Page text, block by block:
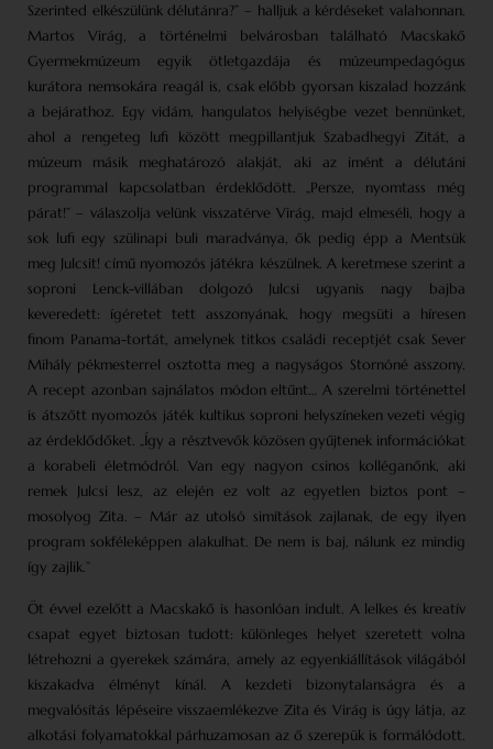
Szerinted elkészülünk délutánra?” – halljuk a kérdéseket valahonnan.
Martos Virág, a történelmi belvárosban található Macskakő
Gyermekmúzeum egyik ötletgazdája és múzeum­pedagógus
kurátora nemsokára reagál is, csak előbb gyorsan kiszalad hozzánk
a bejárathoz. Egy vidám, hangulatos helyiségbe vezet bennünket,
ahol a rengeteg lufi között megpillantjuk Szabadhegyi Zitát, a
múzeum másik meghatározó alakját, aki az imént a délutáni
programmal kapcsolatban érdeklődött. „Persze, nyomtass még
párat!” – válaszolja velünk visszatérve Virág, majd elmeséli, hogy a
sok lufi egy szülinapi buli maradványa, ők pedig épp a Mentsük
meg Julcsit! című nyomozós játékra készülnek. A keretmese szerint a
soproni Lenck-villában dolgozó Julcsi ugyanis nagy bajba
keveredett: ígéretet tett asszonyának, hogy megsüti a híresen
finom Panama-tortát, amelynek titkos családi receptjét csak Sever
Mihály pékmesterrel osztotta meg a nagyságos Stornóné asszony.
A recept azonban sajnálatos módon eltűnt… A szerelmi történettel
is átszőtt nyomozós játék kultikus soproni helyszíneken vezeti végig
az érdeklődőket. „Így a résztvevők közösen gyűjtenek információkat
a korabeli életmódról. Van egy nagyon csinos kolléga­nőnk, aki
remek Julcsi lesz, az elején ez volt az egyetlen biztos pont –
mosolyog Zita. – Már az utolsó simítások zajlanak, de egy ilyen
program sokféleképpen alakulhat. De nem is baj, nálunk ez mindig
így zajlik.”
Öt évvel ezelőtt a Macskakő is hasonlóan indult. A lelkes és kreatív
csapat egyet biztosan tudott: különleges helyet szeretett volna
létrehozni a gyerekek számára, amely az egyenkiállítások világából
kiszakadva élményt kínál. A kezdeti bizonytalanságra és a
megvalósítás lépéseire vissza­emlékezve Zita és Virág is úgy látja, az
alkotási folyamatokkal párhuzamosan az ő szerepük is formálódott.